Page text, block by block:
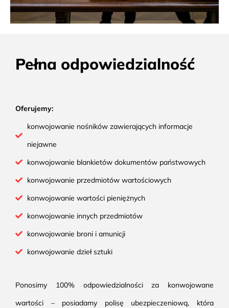
Pełna odpowiedzialność
Oferujemy:
konwojowanie nośników zawierających informacje
niejawne
konwojowanie blankietów dokumentów państwowych
konwojowanie przedmiotów wartościowych
konwojowanie wartości pieniężnych
konwojowanie innych przedmiotów
konwojowanie broni i amunicji
konwojowanie dzieł sztuki
Ponosimy 100% odpowiedzialności za konwojowane
wartości – posiadamy polisę ubezpieczeniową, która